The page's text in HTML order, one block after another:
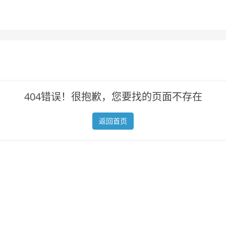
404错误！很抱歉，您要找的页面不存在
返回首页